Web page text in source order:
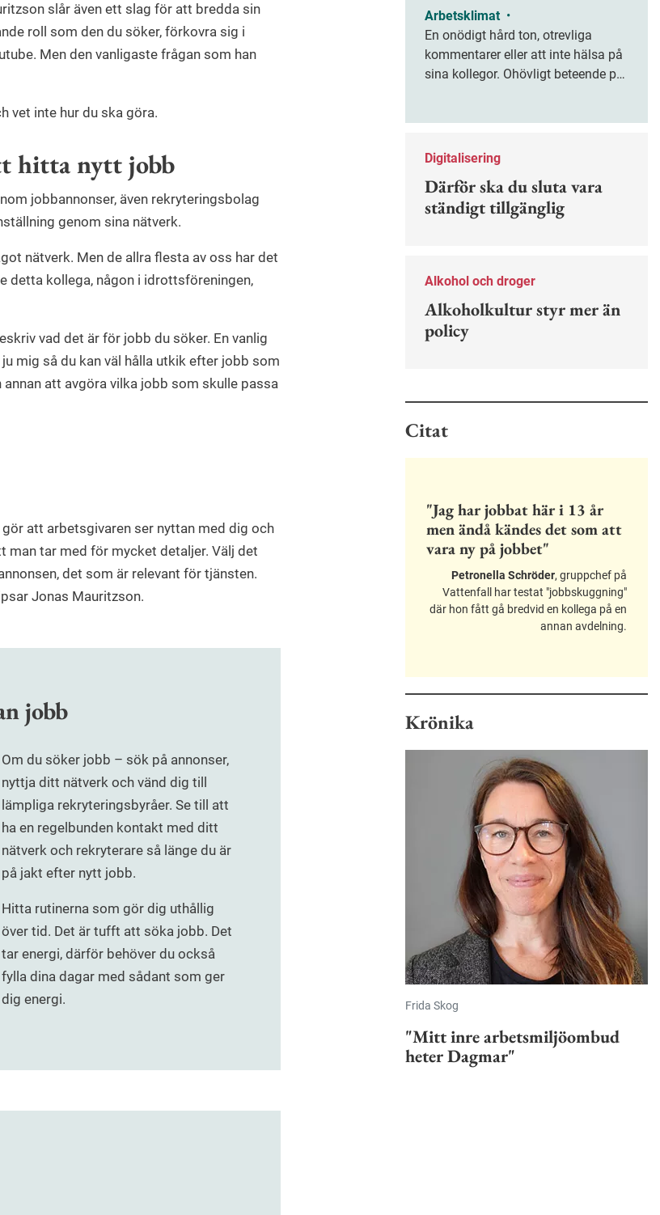
slår även ett slag för att bredda sin
roll som den du söker, förkovra sig i
Men den vanligaste frågan som han
vet inte hur du ska göra.
hitta nytt jobb
jobbannonser, även rekryteringsbolag
genom sina nätverk.
nätverk. Men de allra flesta av oss har det
detta kollega, någon i idrottsföreningen,
vad det är för jobb du söker. En vanlig
mig så du kan väl hålla utkik efter jobb som
att avgöra vilka jobb som skulle passa
att arbetsgivaren ser nyttan med dig och
tar med för mycket detaljer. Välj det
det som är relevant för tjänsten.
Jonas Mauritzson.
jobb
Om du söker jobb – sök på annonser,
nyttja ditt nätverk och vänd dig till
lämpliga rekryteringsbyråer. Se till att
ha en regelbunden kontakt med ditt
nätverk och rekryterare så länge du är
på jakt efter nytt jobb.
Hitta rutinerna som gör dig uthållig
över tid. Det är tufft att söka jobb. Det
tar energi, därför behöver du också
fylla dina dagar med sådant som ger
dig energi.
Arbetsklimat •
En onödigt hård ton, otrevliga
kommentarer eller att inte hälsa på
sina kollegor. Ohövligt beteende på
förebygga ohövligt beteende på
Digitalisering
Därför ska du sluta vara
ständigt tillgänglig
Alkohol och droger
Alkoholkultur styr mer än
policy
Citat
"Jag har jobbat här i 13 år
men ändå kändes det som att
vara ny på jobbet"
Petronella Schröder, gruppchef på
Vattenfall har testat "jobbskuggning"
där hon fått gå bredvid en kollega på en
annan avdelning.
Krönika
Frida Skog
"Mitt inre arbetsmiljöombud
heter Dagmar"